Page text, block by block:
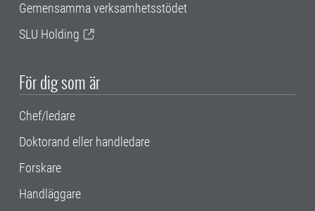
Gemensamma verksamhetsstödet
SLU Holding
För dig som är
Chef/ledare
Doktorand eller handledare
Forskare
Handläggare